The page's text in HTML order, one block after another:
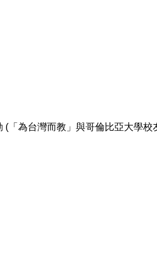
(「為台灣而教」與哥倫比亞大學校